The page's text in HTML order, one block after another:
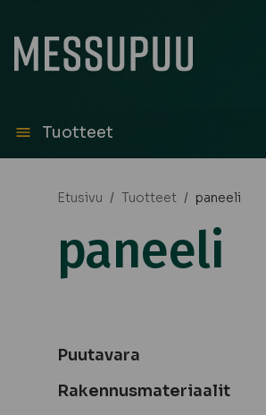
Tuotteet
Etusivu / Tuotteet / paneeli
paneeli
Puutavara
Rakennusmateriaalit